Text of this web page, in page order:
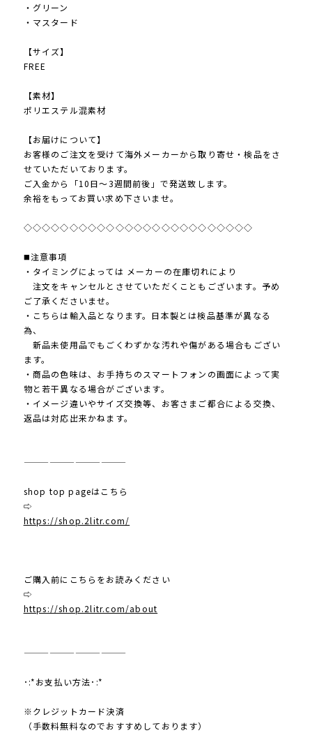
・グリーン
・マスタード
【サイズ】
FREE
【素材】
ポリエステル混素材
【お届けについて】
お客様のご注文を受けて海外メーカーから取り寄せ・検品をさ
せていただいております。
ご入金から「10日～3週間前後」で発送致します。
余裕をもってお買い求め下さいませ。
◇◇◇◇◇◇◇◇◇◇◇◇◇◇◇◇◇◇◇◇◇◇◇◇◇
◼️注意事項
・タイミングによっては メーカーの在庫切れにより
注文をキャンセルとさせていただくこともございます。予め
ご了承くださいませ。
・こちらは輸入品となります。日本製とは検品基準が異なる
為、
新品未使用品でもごくわずかな汚れや傷がある場合もござい
ます。
・商品の色味は、お手持ちのスマートフォンの画面によって実
物と若干異なる場合がございます。
・イメージ違いやサイズ交換等、お客さまご都合による交換、
返品は対応出来かねます。
————————————
shop top pageはこちら
⇨
https://shop.2litr.com/
ご購入前にこちらをお読みください
⇨
https://shop.2litr.com/about
————————————
･:*お支払い方法･:*
※クレジットカード決済
（手数料無料なのでおすすめしております）